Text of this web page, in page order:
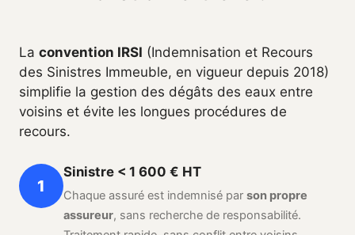
La convention IRSI (Indemnisation et Recours
des Sinistres Immeuble, en vigueur depuis 2018)
simplifie la gestion des dégâts des eaux entre
voisins et évite les longues procédures de
recours.
1
Sinistre < 1 600 € HT
Chaque assuré est indemnisé par son propre
assureur, sans recherche de responsabilité.